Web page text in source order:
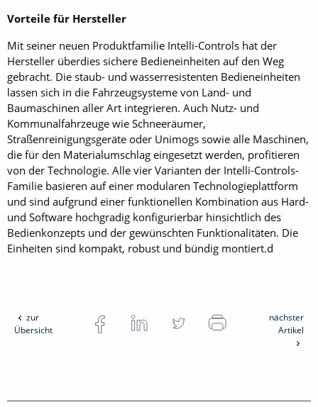
Vorteile für Hersteller
Mit seiner neuen Produktfamilie Intelli-Controls hat der
Hersteller überdies sichere Bedieneinheiten auf den Weg
gebracht. Die staub- und wasserresistenten Bedieneinheiten
lassen sich in die Fahrzeugsysteme von Land- und
Baumaschinen aller Art integrieren. Auch Nutz- und
Kommunalfahrzeuge wie Schneeräumer,
Straßenreinigungsgeräte oder Unimogs sowie alle Maschinen,
die für den Materialumschlag eingesetzt werden, profitieren
von der Technologie. Alle vier Varianten der Intelli-Controls-
Familie basieren auf einer modularen Technologieplattform
und sind aufgrund einer funktionellen Kombination aus Hard-
und Software hochgradig konfigurierbar hinsichtlich des
Bedienkonzepts und der gewünschten Funktionalitäten. Die
Einheiten sind kompakt, robust und bündig montiert.d
zur
Übersicht
nächster
Artikel